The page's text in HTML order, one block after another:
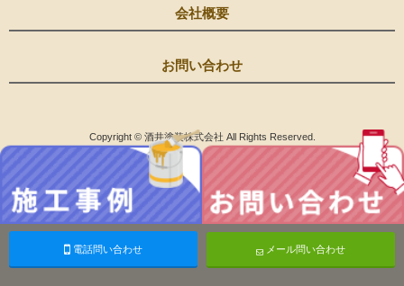
会社概要
お問い合わせ
Copyright © 酒井塗装株式会社 All Rights Reserved.
電話問い合わせ メール問い合わせ